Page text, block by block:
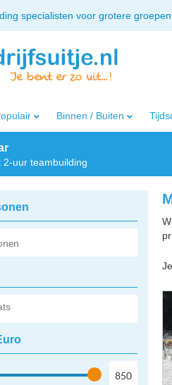
specialisten voor grotere
Binnen / Buiten
2-uur teambuilding